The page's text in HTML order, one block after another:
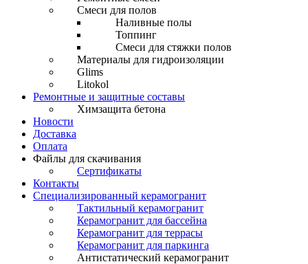
Смеси для полов
Наливные полы
Топпинг
Смеси для стяжки полов
Материалы для гидроизоляции
Glims
Litokol
Ремонтные и защитные составы
Химзащита бетона
Новости
Доставка
Оплата
Файлы для скачивания
Сертификаты
Контакты
Специализированный керамогранит
Тактильный керамогранит
Керамогранит для бассейна
Керамогранит для террасы
Керамогранит для паркинга
Антистатический керамогранит